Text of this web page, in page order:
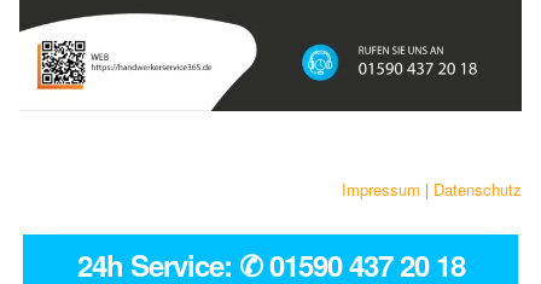
Impressum | Datenschutz
24h Service: ✆ 01590 437 20 18